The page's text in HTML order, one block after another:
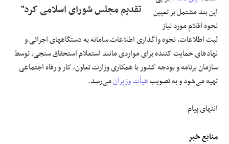
تقدیم مجلس شورای اسلامی کرد"
این بند مشتمل بر تعیین
نحوه اقلام مورد نیاز
ثبت اطلاعات، نحوه واگذاری اطلاعات سامانه به دستگاههای اجرائی و
نهادهای حمایت کننده برای مواردی مانند استعلام استحقاق سنجی، توسط
سازمان برنامه و بودجه کشور با همکاری وزارت تعاون، کار و رفاه اجتماعی
تهیه می‌شود و به تصویبهیأت وزیرانمی‌رسد.
انتهای پیام
منابع خبر